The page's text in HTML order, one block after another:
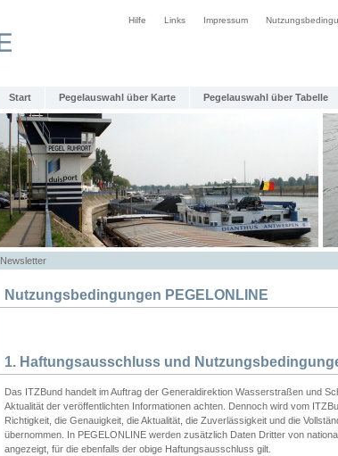
Hilfe Links Impressum
Start Pegelauswahl über Karte Pegelauswahl über Tabelle
Newsletter
Nutzungsbedingungen PEGELONLINE
1. Haftungsausschluss und
Das ITZBund handelt im Auftrag der Generaldirektion Wasserstraßen und
Aktualität der veröffentlichten Informationen achten. Dennoch wird vom
Richtigkeit, die Genauigkeit, die Aktualität, die Zuverlässigkeit und die
übernommen. In PEGELONLINE werden zusätzlich Daten Dritter von
angezeigt, für die ebenfalls der obige Haftungsausschluss gilt.